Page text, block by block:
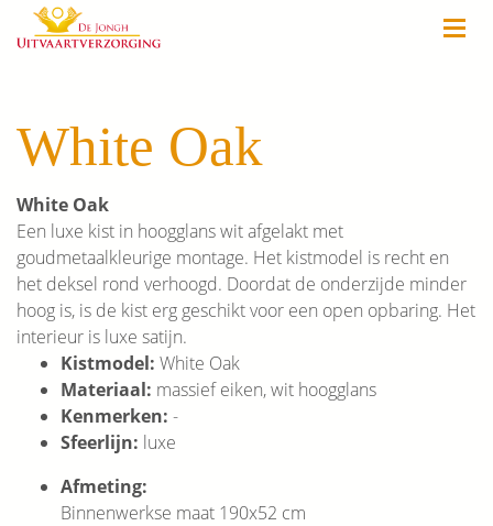
White Oak
White Oak
Een luxe kist in hoogglans wit afgelakt met
goudmetaalkleurige montage. Het kistmodel is recht en
het deksel rond verhoogd. Doordat de onderzijde minder
hoog is, is de kist erg geschikt voor een open opbaring. Het
interieur is luxe satijn.
Kistmodel: White Oak
Materiaal: massief eiken, wit hoogglans
Kenmerken: -
Sfeerlijn: luxe
Afmeting:
Binnenwerkse maat 190x52 cm